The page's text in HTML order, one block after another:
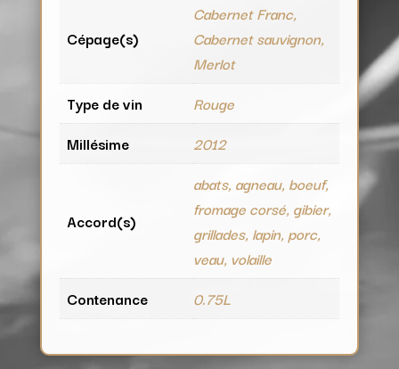
Cépage(s)
Cabernet Franc,
Cabernet sauvignon,
Merlot
Type de vin
Rouge
Millésime
2012
Accord(s)
abats, agneau, boeuf,
fromage corsé, gibier,
grillades, lapin, porc,
veau, volaille
Contenance
0.75L